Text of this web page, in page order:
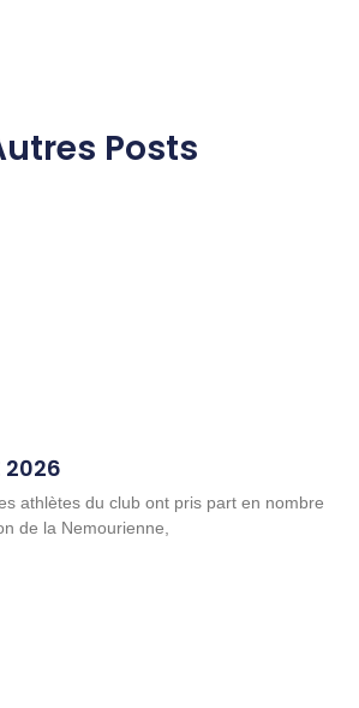
Posts
2026
athlètes du club ont pris part en nombre
de la Nemourienne,